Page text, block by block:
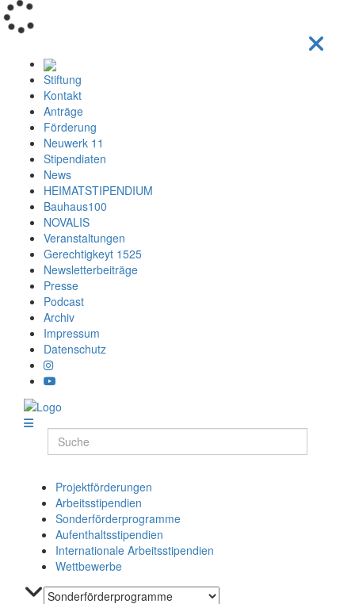
Stiftung
Kontakt
Anträge
Förderung
Neuwerk 11
Stipendiaten
News
HEIMATSTIPENDIUM
Bauhaus100
NOVALIS
Veranstaltungen
Gerechtigkeyt 1525
Newsletterbeiträge
Presse
Podcast
Archiv
Impressum
Datenschutz
Projektförderungen
Arbeitsstipendien
Sonderförderprogramme
Aufenthaltsstipendien
Internationale Arbeitsstipendien
Wettbewerbe